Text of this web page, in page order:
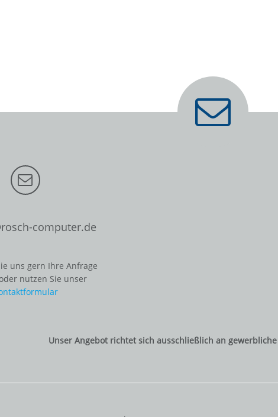
computer.de
uns gern Ihre Anfrage
nutzen Sie unser
Unser Angebot richtet sich ausschließlich an gewerbliche